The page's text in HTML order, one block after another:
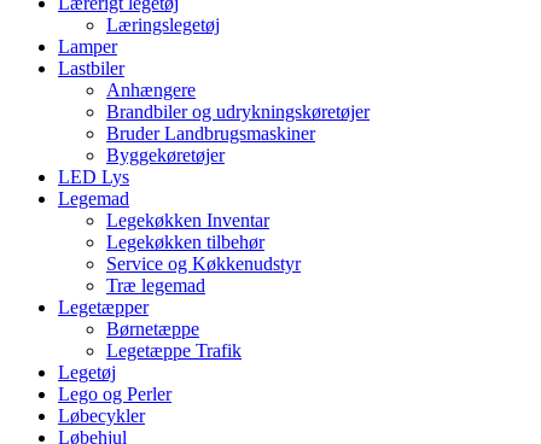
Læringslegetøj
Lamper
Lastbiler
Anhængere
Brandbiler og udrykningskøretøjer
Bruder Landbrugsmaskiner
Byggekøretøjer
LED Lys
Legemad
Legekøkken Inventar
Legekøkken tilbehør
Service og Køkkenudstyr
Træ legemad
Legetæpper
Børnetæppe
Legetæppe Trafik
Legetøj
Lego og Perler
Løbecykler
Løbehjul